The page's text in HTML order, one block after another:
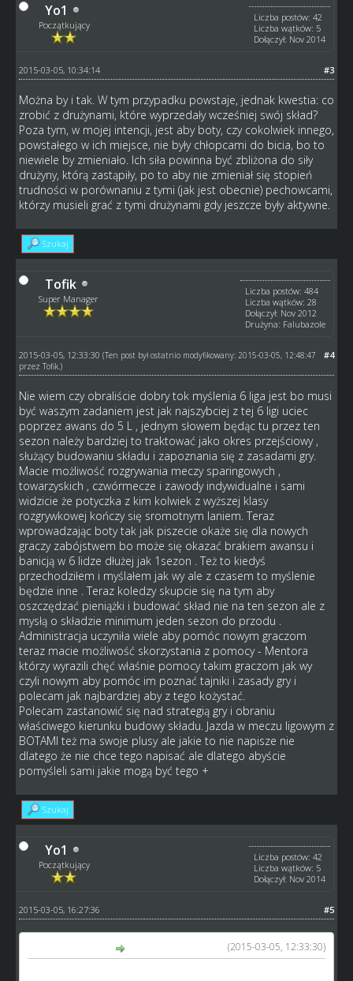
Yo1
Początkujący
Liczba postów: 42
Liczba wątków: 5
Dołączył: Nov 2014
#3
2015-03-05, 10:34:14
Można by i tak. W tym przypadku powstaje, jednak kwestia: co
zrobić z drużynami, które wyprzedały wcześniej swój skład?
Poza tym, w mojej intencji, jest aby boty, czy cokolwiek innego,
powstałego w ich miejsce, nie były chłopcami do bicia, bo to
niewiele by zmieniało. Ich siła powinna być zbliżona do siły
drużyny, którą zastąpiły, po to aby nie zmieniał się stopień
trudności w porównaniu z tymi (jak jest obecnie) pechowcami,
którzy musieli grać z tymi drużynami gdy jeszcze były aktywne.
Szukaj
Tofik
Super Manager
Liczba postów: 484
Liczba wątków: 28
Dołączył: Nov 2012
Drużyna: Falubazole
#4
2015-03-05, 12:33:30 (Ten post był ostatnio modyfikowany: 2015-03-05, 12:48:47
przez Tofik.)
Nie wiem czy obraliście dobry tok myślenia 6 liga jest bo musi
być waszym zadaniem jest jak najszybciej z tej 6 ligi uciec
poprzez awans do 5 L , jednym słowem będąc tu przez ten
sezon należy bardziej to traktować jako okres przejściowy ,
służący budowaniu składu i zapoznania się z zasadami gry.
Macie możliwość rozgrywania meczy sparingowych ,
towarzyskich , czwórmecze i zawody indywidualne i sami
widzicie że potyczka z kim kolwiek z wyższej klasy
rozgrywkowej kończy się sromotnym laniem. Teraz
wprowadzając boty tak jak piszecie okaże się dla nowych
graczy zabójstwem bo może się okazać brakiem awansu i
banicją w 6 lidze dłużej jak 1sezon . Też to kiedyś
przechodziłem i myślałem jak wy ale z czasem to myślenie
będzie inne . Teraz koledzy skupcie się na tym aby
oszczędzać pieniążki i budować skład nie na ten sezon ale z
mysłą o składzie minimum jeden sezon do przodu .
Administracja uczyniła wiele aby pomóc nowym graczom
teraz macie możliwość skorzystania z pomocy - Mentora
którzy wyrazili chęć właśnie pomocy takim graczom jak wy
czyli nowym aby pomóc im poznać tajniki i zasady gry i
polecam jak najbardziej aby z tego kożystać.
Polecam zastanowić się nad strategią gry i obraniu
właściwego kierunku budowy składu. Jazda w meczu ligowym z
BOTAMI też ma swoje plusy ale jakie to nie napisze nie
dlatego że nie chce tego napisać ale dlatego abyście
pomyśleli sami jakie mogą być tego +
Szukaj
Yo1
Początkujący
Liczba postów: 42
Liczba wątków: 5
Dołączył: Nov 2014
#5
2015-03-05, 16:27:36
(2015-03-05, 12:33:30)